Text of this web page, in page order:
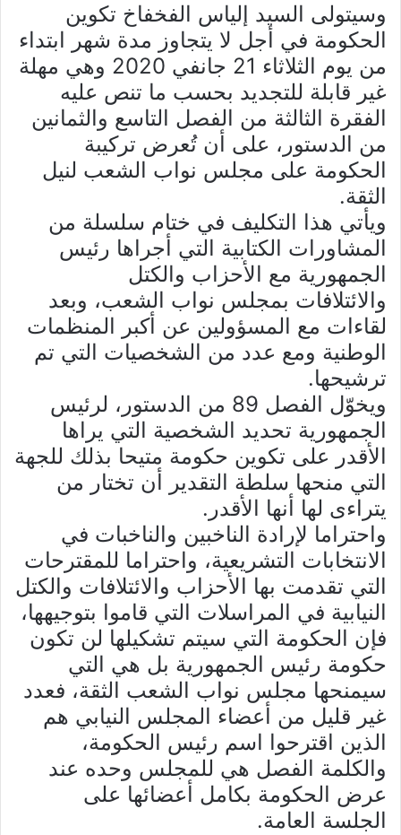
وسيتولى السيد إلياس الفخفاخ تكوين
الحكومة في أجل لا يتجاوز مدة شهر ابتداء
من يوم الثلاثاء 21 جانفي 2020 وهي مهلة
غير قابلة للتجديد بحسب ما تنص عليه
الفقرة الثالثة من الفصل التاسع والثمانين
من الدستور، على أن تُعرض تركيبة
الحكومة على مجلس نواب الشعب لنيل
الثقة.
ويأتي هذا التكليف في ختام سلسلة من
المشاورات الكتابية التي أجراها رئيس
الجمهورية مع الأحزاب والكتل
والائتلافات بمجلس نواب الشعب، وبعد
لقاءات مع المسؤولين عن أكبر المنظمات
الوطنية ومع عدد من الشخصيات التي تم
ترشيحها.
ويخوّل الفصل 89 من الدستور، لرئيس
الجمهورية تحديد الشخصية التي يراها
الأقدر على تكوين حكومة متيحا بذلك للجهة
التي منحها سلطة التقدير أن تختار من
يتراءى لها أنها الأقدر.
واحتراما لإرادة الناخبين والناخبات في
الانتخابات التشريعية، واحتراما للمقترحات
التي تقدمت بها الأحزاب والائتلافات والكتل
النيابية في المراسلات التي قاموا بتوجيهها،
فإن الحكومة التي سيتم تشكيلها لن تكون
حكومة رئيس الجمهورية بل هي التي
سيمنحها مجلس نواب الشعب الثقة، فعدد
غير قليل من أعضاء المجلس النيابي هم
الذين اقترحوا اسم رئيس الحكومة،
والكلمة الفصل هي للمجلس وحده عند
عرض الحكومة بكامل أعضائها على
الجلسة العامة.